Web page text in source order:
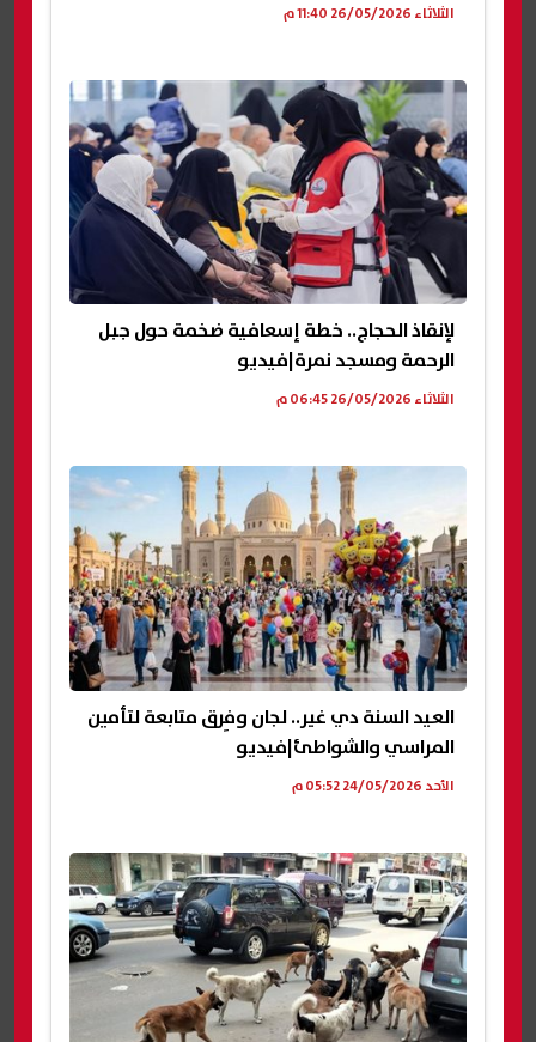
الثلاثاء 26/05/2026 11:40 م
لإنقاذ الحجاج.. خطة إسعافية ضخمة حول جبل
الرحمة ومسجد نمرة|فيديو
الثلاثاء 26/05/2026 06:45 م
العيد السنة دي غير.. لجان وفِرق متابعة لتأمين
المراسي والشواطئ|فيديو
الأحد 24/05/2026 05:52 م